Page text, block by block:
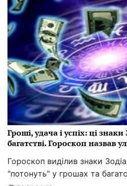
Гроші, удача і успіх: ці
багатстві. Гороскоп назвав
Гороскоп виділив знаки
"потонуть" у грошах та